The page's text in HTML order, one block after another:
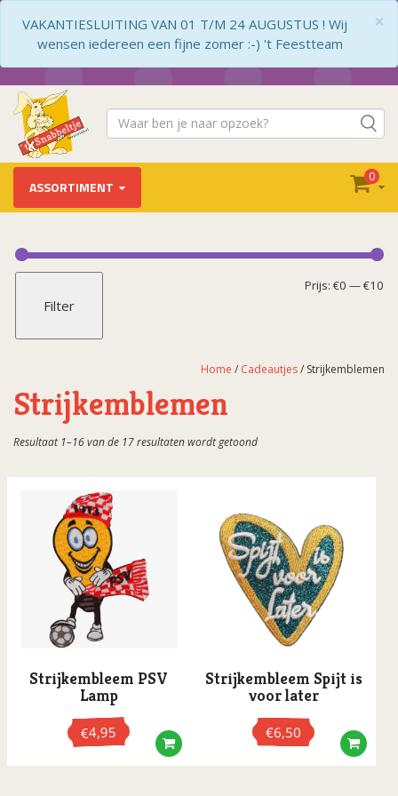
×
VAKANTIESLUITING VAN 01 T/M 24 AUGUSTUS ! Wij
wensen iedereen een fijne zomer :-) 't Feestteam
ASSORTIMENT
0
Badeendjes
BBQ schorten
Bieropeners
Biertrechter / Drinkgordel
Bierviltjes
Cadeautasjes
Cartoon mokken
Cement huisjes
Dienbladen
Fun Shampoo
Funny socks
Games
Gift cheques
Filter
Prijs: €0 —€10
Home / Cadeautjes/ Strijkemblemen
Strijkemblemen
Resultaat 1–16 van de 17 resultaten wordt getoondGesorteerd
populariteit
Strijkembleem PSV
Lamp
€4,95
Strijkembleem Spijt is
voor later
€6,50